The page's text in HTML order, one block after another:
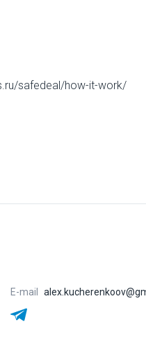
safedeal/how-it-work/
E-mail